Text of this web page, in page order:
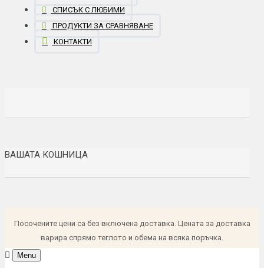
СПИСЪК С ЛЮБИМИ
ПРОДУКТИ ЗА СРАВНЯВАНЕ
КОНТАКТИ
ВАШАТА КОШНИЦА
Посочените цени са без включена доставка. Цената за доставка
варира спрямо теглото и обема на всяка поръчка.
Menu